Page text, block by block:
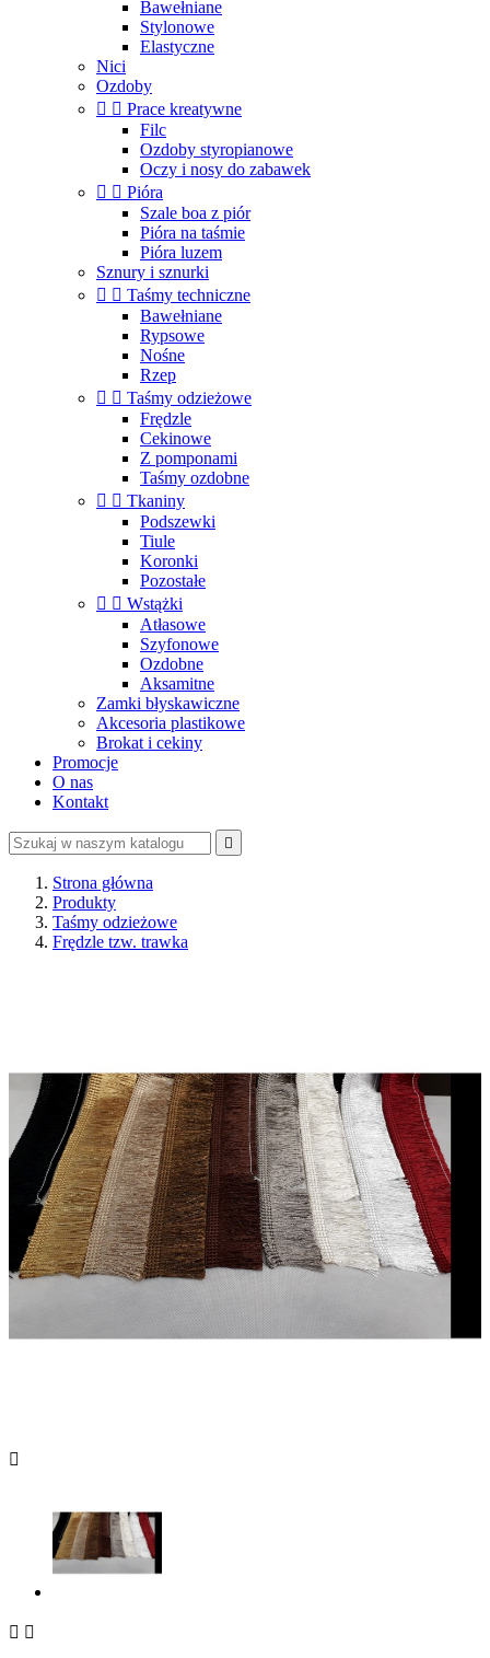
Bawełniane
Stylonowe
Elastyczne
Nici
Ozdoby
  Prace kreatywne
Filc
Ozdoby styropianowe
Oczy i nosy do zabawek
  Pióra
Szale boa z piór
Pióra na taśmie
Pióra luzem
Sznury i sznurki
  Taśmy techniczne
Bawełniane
Rypsowe
Nośne
Rzep
  Taśmy odzieżowe
Frędzle
Cekinowe
Z pomponami
Taśmy ozdobne
  Tkaniny
Podszewki
Tiule
Koronki
Pozostałe
  Wstążki
Atłasowe
Szyfonowe
Ozdobne
Aksamitne
Zamki błyskawiczne
Akcesoria plastikowe
Brokat i cekiny
Promocje
O nas
Kontakt

Strona główna
Produkty
Taśmy odzieżowe
Frędzle tzw. trawka

 